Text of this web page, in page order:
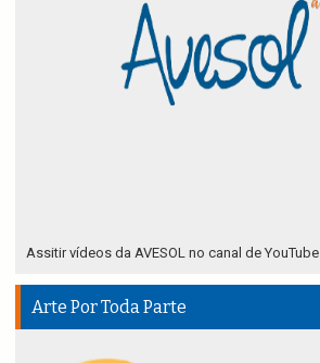
Assitir vídeos da AVESOL no canal de YouTube
Arte Por Toda Parte